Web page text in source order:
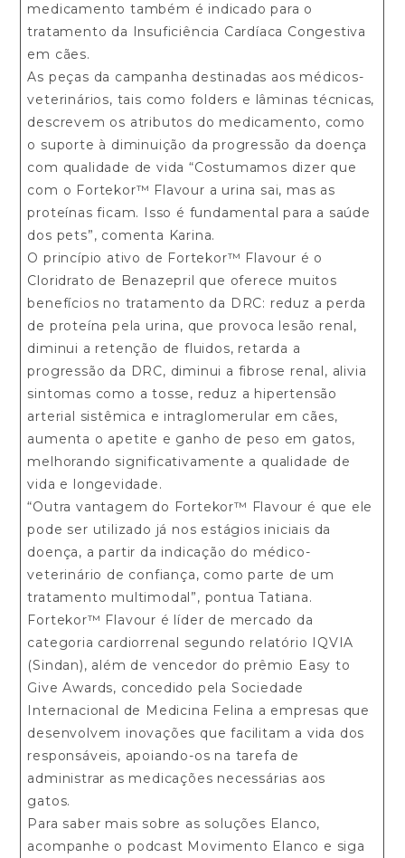
medicamento também é indicado para o
tratamento da Insuficiência Cardíaca Congestiva
em cães.
As peças da campanha destinadas aos médicos-
veterinários, tais como folders e lâminas técnicas,
descrevem os atributos do medicamento, como
o suporte à diminuição da progressão da doença
com qualidade de vida “Costumamos dizer que
com o Fortekor™ Flavour a urina sai, mas as
proteínas ficam. Isso é fundamental para a saúde
dos pets”, comenta Karina.
O princípio ativo de Fortekor™ Flavour é o
Cloridrato de Benazepril que oferece muitos
benefícios no tratamento da DRC: reduz a perda
de proteína pela urina, que provoca lesão renal,
diminui a retenção de fluidos, retarda a
progressão da DRC, diminui a fibrose renal, alivia
sintomas como a tosse, reduz a hipertensão
arterial sistêmica e intraglomerular em cães,
aumenta o apetite e ganho de peso em gatos,
melhorando significativamente a qualidade de
vida e longevidade.
“Outra vantagem do Fortekor™ Flavour é que ele
pode ser utilizado já nos estágios iniciais da
doença, a partir da indicação do médico-
veterinário de confiança, como parte de um
tratamento multimodal”, pontua Tatiana.
Fortekor™ Flavour é líder de mercado da
categoria cardiorrenal segundo relatório IQVIA
(Sindan), além de vencedor do prêmio Easy to
Give Awards, concedido pela Sociedade
Internacional de Medicina Felina a empresas que
desenvolvem inovações que facilitam a vida dos
responsáveis, apoiando-os na tarefa de
administrar as medicações necessárias aos
gatos.
Para saber mais sobre as soluções Elanco,
acompanhe o podcast Movimento Elanco e siga